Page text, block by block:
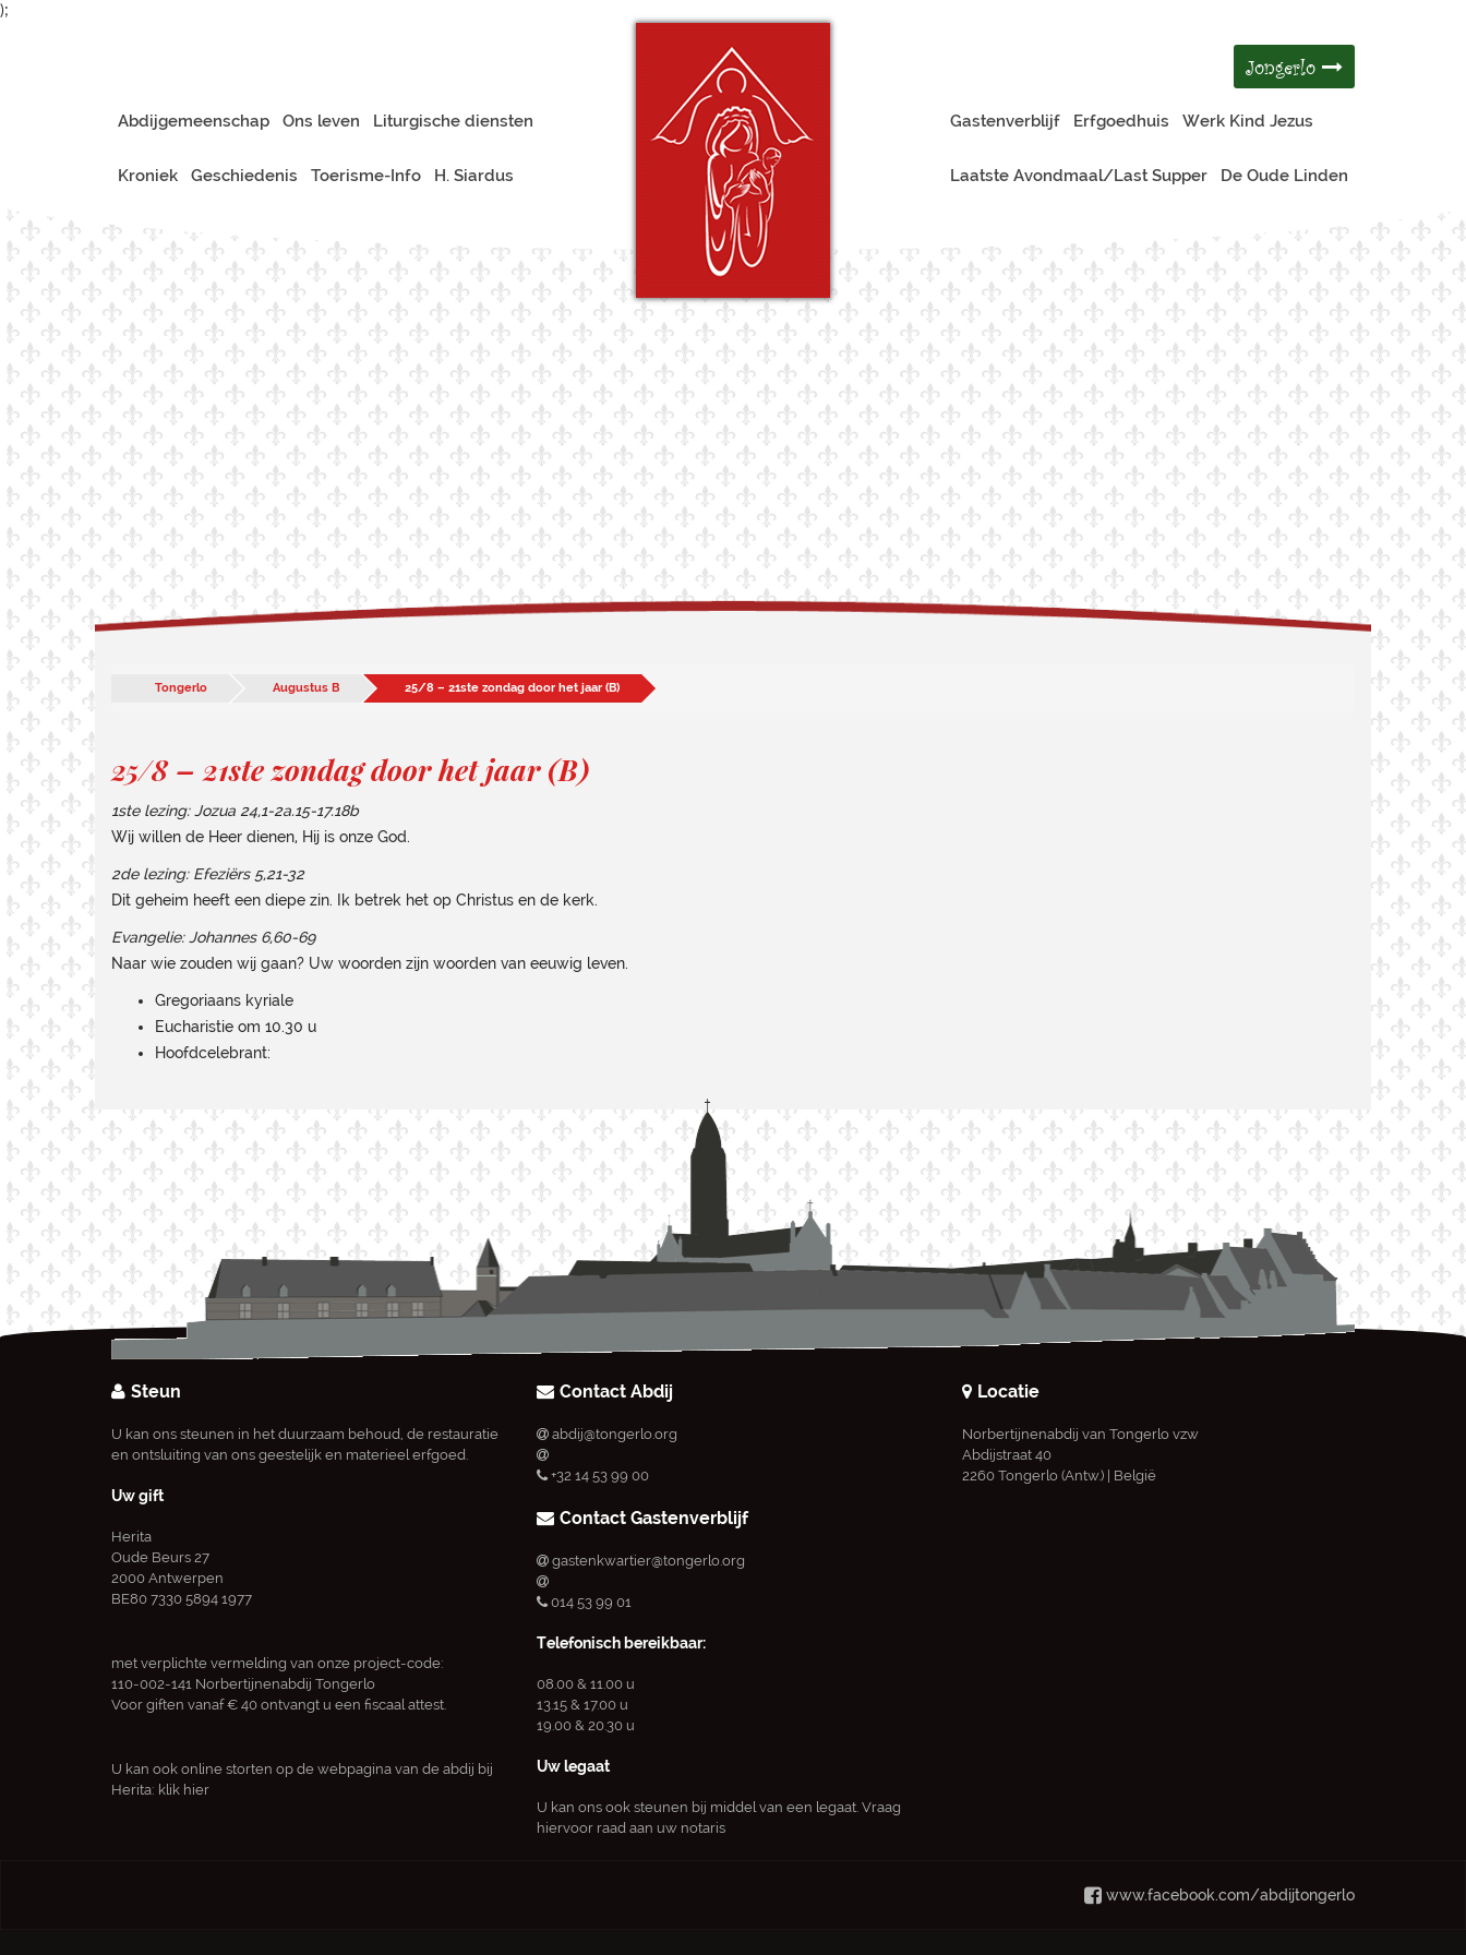
);
Jongerlo
Abdijgemeenschap Ons leven Liturgische diensten
Kroniek Geschiedenis Toerisme-Info H. Siardus
Gastenverblijf Erfgoedhuis Werk Kind Jezus
Laatste Avondmaal/Last Supper De Oude Linden
Tongerlo Augustus B 25/8 – 21ste zondag door het jaar (B)
25/8 – 21ste zondag door het jaar (B)
1ste lezing: Jozua 24,1-2a.15-17.18b
Wij willen de Heer dienen, Hij is onze God.
2de lezing: Efeziërs 5,21-32
Dit geheim heeft een diepe zin. Ik betrek het op Christus en de kerk.
Evangelie: Johannes 6,60-69
Naar wie zouden wij gaan? Uw woorden zijn woorden van eeuwig leven.
Gregoriaans kyriale
Eucharistie om 10.30 u
Hoofdcelebrant:
Steun
U kan ons steunen in het duurzaam behoud, de restauratie
en ontsluiting van ons geestelijk en materieel erfgoed.
Uw gift
Herita
Oude Beurs 27
2000 Antwerpen
BE80 7330 5894 1977
met verplichte vermelding van onze project-code:
110-002-141 Norbertijnenabdij Tongerlo
Voor giften vanaf € 40 ontvangt u een fiscaal attest.
U kan ook online storten op de webpagina van de abdij bij
Herita: klik hier
Contact Abdij
abdij@tongerlo.org
+32 14 53 99 00
Contact Gastenverblijf
gastenkwartier@tongerlo.org
014 53 99 01
Telefonisch bereikbaar:
08.00 & 11.00 u
13.15 & 17.00 u
19.00 & 20.30 u
Uw legaat
U kan ons ook steunen bij middel van een legaat. Vraag
hiervoor raad aan uw notaris
Locatie
Norbertijnenabdij van Tongerlo vzw
Abdijstraat 40
2260 Tongerlo (Antw.) | België
www.facebook.com/abdijtongerlo